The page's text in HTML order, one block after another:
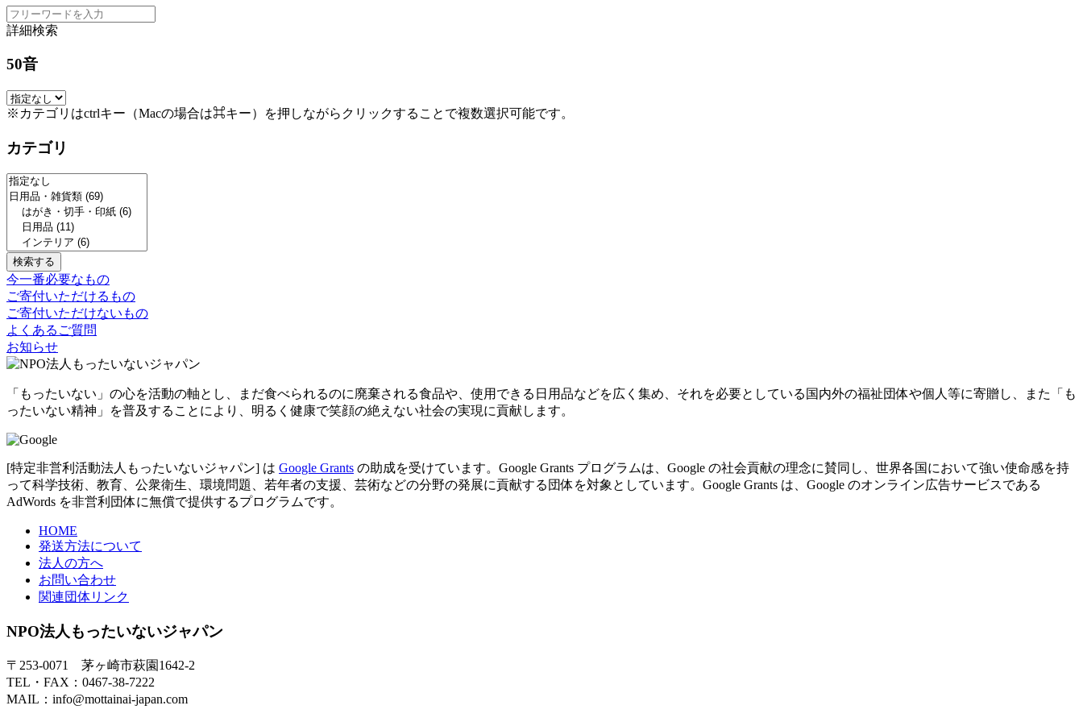
詳細検索
50音
※カテゴリはctrlキー（Macの場合は⌘キー）を押しながらクリックすることで複数選択可能です。
カテゴリ
今一番必要なもの
ご寄付いただけるもの
ご寄付いただけないもの
よくあるご質問
お知らせ
「もったいない」の心を活動の軸とし、まだ食べられるのに廃棄される食品や、使用できる日用品などを広く集め、それを必要としている国内外の福祉団体や個人等に寄贈し、また「も
ったいない精神」を普及することにより、明るく健康で笑顔の絶えない社会の実現に貢献します。
[特定非営利活動法人もったいないジャパン] は Google Grants の助成を受けています。Google Grants プログラムは、Google の社会貢献の理念に賛同し、世界各国において強い使命感を持
って科学技術、教育、公衆衛生、環境問題、若年者の支援、芸術などの分野の発展に貢献する団体を対象としています。Google Grants は、Google のオンライン広告サービスである
AdWords を非営利団体に無償で提供するプログラムです。
HOME
発送方法について
法人の方へ
お問い合わせ
関連団体リンク
NPO法人もったいないジャパン
〒253-0071 茅ヶ崎市萩園1642-2
TEL・FAX：0467-38-7222
MAIL：info@mottainai-japan.com